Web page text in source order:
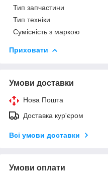
Тип запчастини
Тип техніки
Сумісність з маркою
Приховати
Умови доставки
Нова Пошта
Доставка кур'єром
Всі умови доставки
Умови оплати